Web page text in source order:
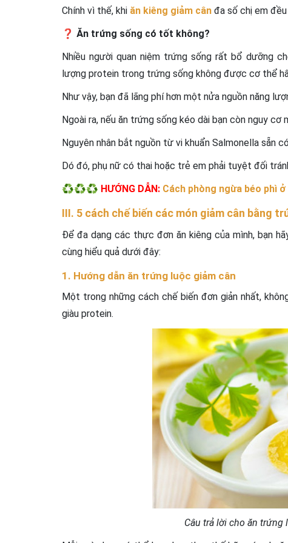
Chính vì thế, khi ăn kiêng giảm cân đa số chị em
❓ Ăn trứng sống có tốt không?
Nhiều người quan niệm trứng sống rất bổ dưỡng
lượng protein trong trứng sống không được cơ thể
Như vậy, bạn đã lãng phí hơn một nửa nguồn năng
Ngoài ra, nếu ăn trứng sống kéo dài bạn còn nguy
Nguyên nhân bắt nguồn từ vi khuẩn Salmonella sẵn
Dó đó, phụ nữ có thai hoặc trẻ em phải tuyệt đối
♻️♻️♻️ HƯỚNG DẪN: Cách phòng ngừa béo phì
III. 5 cách chế biến các món giảm cân bằng
Để đa dạng các thực đơn ăn kiêng của mình, bạn
cùng hiểu quả dưới đây:
1. Hướng dẫn ăn trứng luộc giảm cân
Một trong những cách chế biến đơn giản nhất,
giàu protein.
Câu trả lời cho ăn trứng